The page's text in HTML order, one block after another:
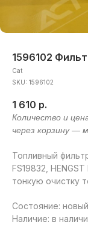
1596102
Cat
SKU: 1596102
1 610 р.
Топливный
FS19832,
тонкую очистку
Состояние: новый
Наличие: в